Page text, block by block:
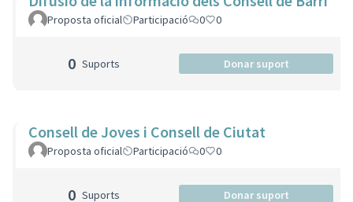
Proposta oficial Participació 0 0
0 Suports Donar suport
Consell de Joves i Consell de Ciutat
Proposta oficial Participació 0 0
0 Suports Donar suport